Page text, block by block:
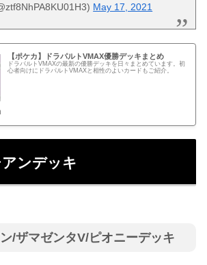
May 17, 2021
【ポケカ】ドラパルトVMAX優勝デッキまとめ
ドラパルトVMAXの最新の優勝デッキを日々まとめています。初
心者向けにドラパルトVMAXと相性のよいカードもご紹介。
ンデッキ
/ザマゼンタV/ピオニーデッキ